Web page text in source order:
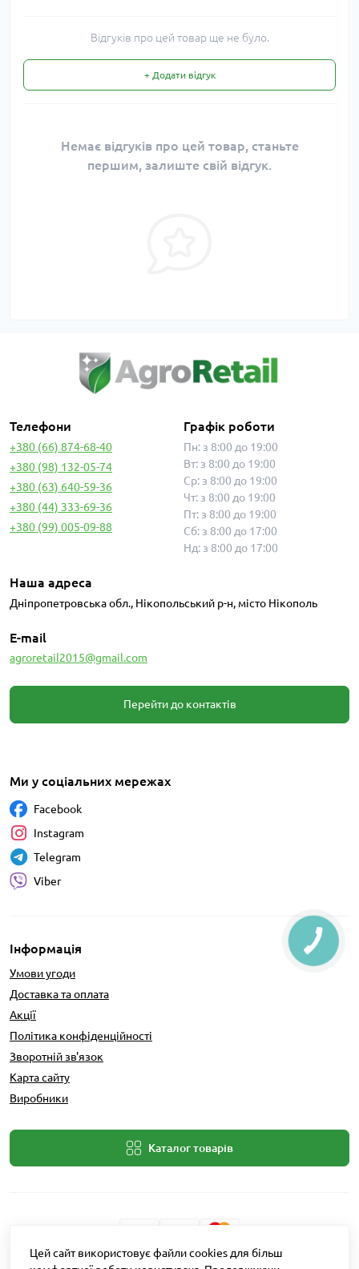
Відгуків про цей товар ще не було.
+ Додати відгук
Немає відгуків про цей товар, станьте
першим, залиште свій відгук.
Телефони
+380 (66) 874-68-40
+380 (98) 132-05-74
+380 (63) 640-59-36
+380 (44) 333-69-36
+380 (99) 005-09-88
Графік роботи
Пн: з 8:00 до 19:00
Вт: з 8:00 до 19:00
Ср: з 8:00 до 19:00
Чт: з 8:00 до 19:00
Пт: з 8:00 до 19:00
Сб: з 8:00 до 17:00
Нд: з 8:00 до 17:00
Наша адреса
Дніпропетровська обл., Нікопольський р-н, місто Нікополь
E-mail
agroretail2015@gmail.com
Перейти до контактів
Інформація
Умови угоди
Доставка та оплата
Акції
Політика конфіденційності
Зворотній зв'язок
Карта сайту
Виробники
Каталог товарів
Ми у соціальних мережах
Facebook
Instagram
Telegram
Viber
Цей сайт використовує файли cookies для більш